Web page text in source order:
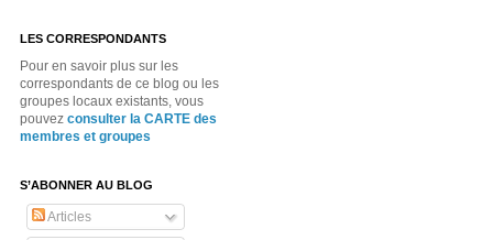
LES CORRESPONDANTS
Pour en savoir plus sur les
correspondants de ce blog ou les
groupes locaux existants, vous
pouvez consulter la CARTE des
membres et groupes
S’ABONNER AU BLOG
Articles